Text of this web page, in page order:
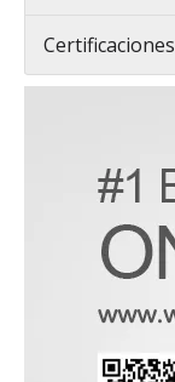
Certificaciones